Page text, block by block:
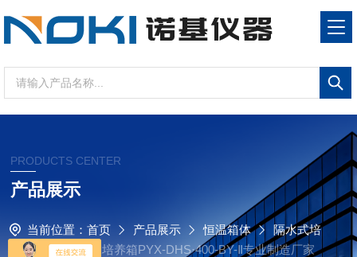
PRODUCTS CENTER
产品展示
当前位置： 首页 产品展示 恒温箱体
隔水式培
养箱
立式隔水培养箱PYX-DHS·400-BY-Ⅱ专业制造厂家